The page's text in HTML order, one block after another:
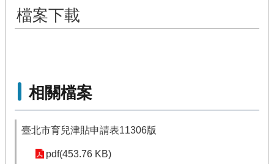
檔案下載
相關檔案
臺北市育兒津貼申請表11306版
pdf(453.76 KB)